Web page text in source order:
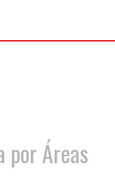
por Áreas